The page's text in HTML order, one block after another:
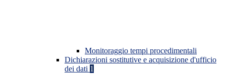
Monitoraggio tempi procedimentali
Dichiarazioni sostitutive e acquisizione d'ufficio
dei dati 1